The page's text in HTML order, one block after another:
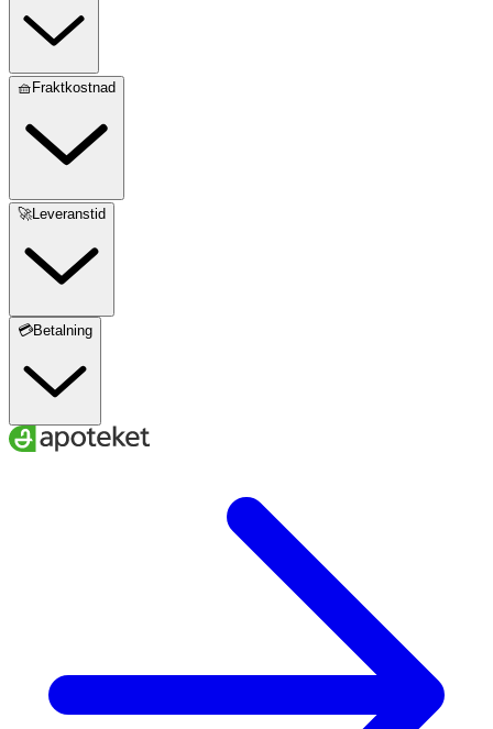
🧺Fraktkostnad
🚀Leveranstid
💳Betalning